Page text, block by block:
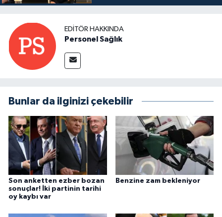
EDITÖR HAKKINDA
Personel Sağlık
Bunlar da ilginizi çekebilir
Son anketten ezber bozan
sonuçlar! İki partinin tarihi
oy kaybı var
Benzine zam bekleniyor